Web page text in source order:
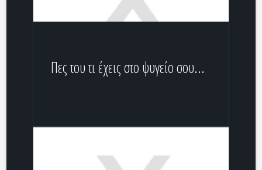
Πες του τι έχεις στο ψυγείο σου...